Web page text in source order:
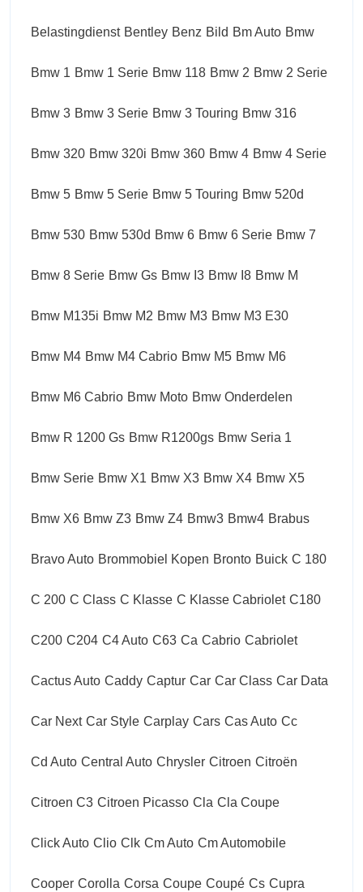
Belastingdienst Bentley Benz Bild Bm Auto Bmw
Bmw 1 Bmw 1 Serie Bmw 118 Bmw 2 Bmw 2 Serie
Bmw 3 Bmw 3 Serie Bmw 3 Touring Bmw 316
Bmw 320 Bmw 320i Bmw 360 Bmw 4 Bmw 4 Serie
Bmw 5 Bmw 5 Serie Bmw 5 Touring Bmw 520d
Bmw 530 Bmw 530d Bmw 6 Bmw 6 Serie Bmw 7
Bmw 8 Serie Bmw Gs Bmw I3 Bmw I8 Bmw M
Bmw M135i Bmw M2 Bmw M3 Bmw M3 E30
Bmw M4 Bmw M4 Cabrio Bmw M5 Bmw M6
Bmw M6 Cabrio Bmw Moto Bmw Onderdelen
Bmw R 1200 Gs Bmw R1200gs Bmw Seria 1
Bmw Serie Bmw X1 Bmw X3 Bmw X4 Bmw X5
Bmw X6 Bmw Z3 Bmw Z4 Bmw3 Bmw4 Brabus
Bravo Auto Brommobiel Kopen Bronto Buick C 180
C 200 C Class C Klasse C Klasse Cabriolet C180
C200 C204 C4 Auto C63 Ca Cabrio Cabriolet
Cactus Auto Caddy Captur Car Car Class Car Data
Car Next Car Style Carplay Cars Cas Auto Cc
Cd Auto Central Auto Chrysler Citroen Citroën
Citroen C3 Citroen Picasso Cla Cla Coupe
Click Auto Clio Clk Cm Auto Cm Automobile
Cooper Corolla Corsa Coupe Coupé Cs Cupra